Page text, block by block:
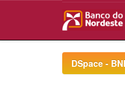
DSpace -